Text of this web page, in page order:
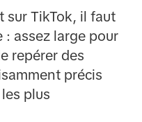
sur TikTok, il faut
assez large pour
repérer des
précis
plus